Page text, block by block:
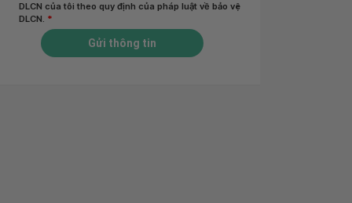
DLCN của tôi theo quy định của pháp luật về bảo vệ
DLCN. *
Gửi thông tin